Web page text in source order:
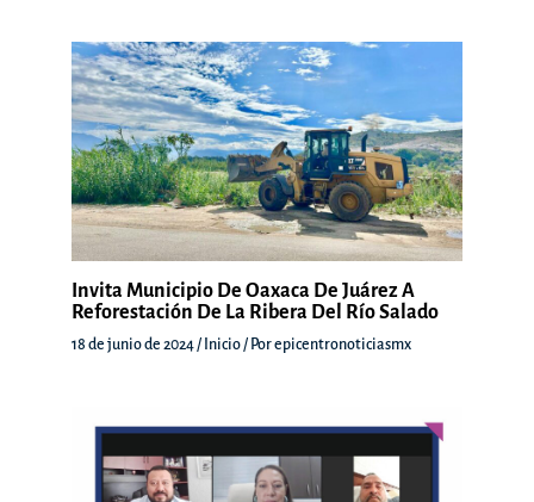
Invita Municipio De Oaxaca De Juárez A
Reforestación De La Ribera Del Río Salado
18 de junio de 2024/ Inicio/ Porepicentronoticiasmx